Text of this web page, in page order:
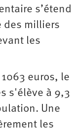
s’étend
des milliers
les
euros, le
s'élève à 9,3
Une
les